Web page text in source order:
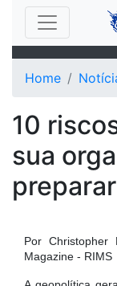
Home
10
sua
Por
Magazine - RIMS